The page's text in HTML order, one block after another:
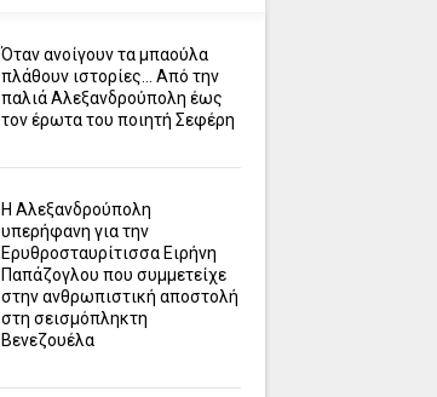
Όταν ανοίγουν τα μπαούλα
πλάθουν ιστορίες... Από την
παλιά Αλεξανδρούπολη έως
τον έρωτα του ποιητή Σεφέρη
Η Αλεξανδρούπολη
υπερήφανη για την
Ερυθροσταυρίτισσα Ειρήνη
Παπάζογλου που συμμετείχε
στην ανθρωπιστική αποστολή
στη σεισμόπληκτη
Βενεζουέλα